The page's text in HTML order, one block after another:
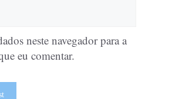
neste navegador para a
eu comentar.